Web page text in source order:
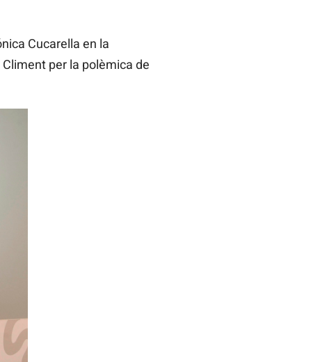
Cucarella en la
per la polèmica de